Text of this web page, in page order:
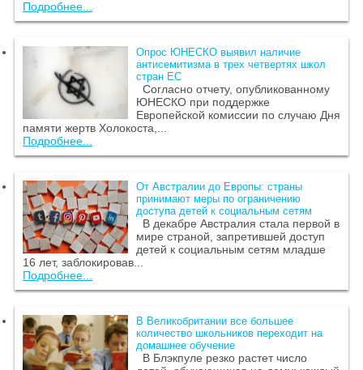
Подробнее...
Опрос ЮНЕСКО выявил наличие
антисемитизма в трех четвертях школ
стран ЕС
Согласно отчету, опубликованному
ЮНЕСКО при поддержке
Европейской комиссии по случаю Дня
памяти жертв Холокоста,...
Подробнее...
От Австралии до Европы: страны
принимают меры по ограничению
доступа детей к социальным сетям
В декабре Австралия стала первой в
мире страной, запретившей доступ
детей к социальным сетям младше
16 лет, заблокировав...
Подробнее...
В Великобритании все большее
количество школьников переходит на
домашнее обучение
В Блэкпуле резко растет число